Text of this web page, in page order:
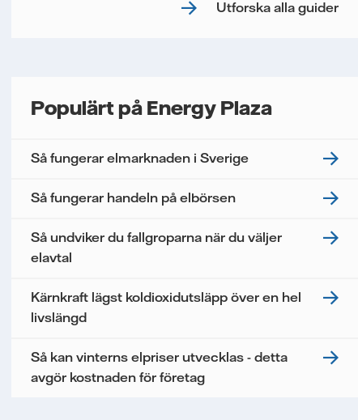
Utforska alla guider
Populärt på Energy Plaza
Så fungerar elmarknaden i Sverige
Så fungerar handeln på elbörsen
Så undviker du fallgroparna när du väljer
elavtal
Kärnkraft lägst koldioxidutsläpp över en hel
livslängd
Så kan vinterns elpriser utvecklas - detta
avgör kostnaden för företag